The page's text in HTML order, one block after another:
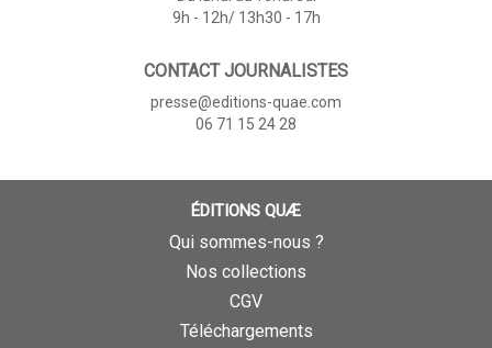
9h - 12h/ 13h30 - 17h
CONTACT JOURNALISTES
presse@editions-quae.com
06 71 15 24 28
ÉDITIONS QUÆ
Qui sommes-nous ?
Nos collections
CGV
Téléchargements